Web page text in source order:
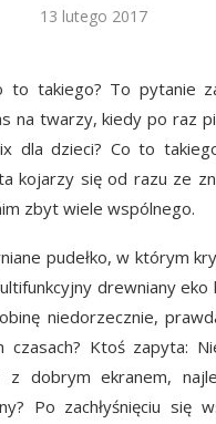
13 lutego 2017
to takiego? To pytanie
na twarzy, kiedy po raz
dla dzieci? Co to
kojarzy się od razu ze
zbyt wiele wspólnego.
pudełko, w którym
drewniany eko
niedorzecznie,
Ktoś zapyta:
z dobrym ekranem,
Po zachłyśnięciu się